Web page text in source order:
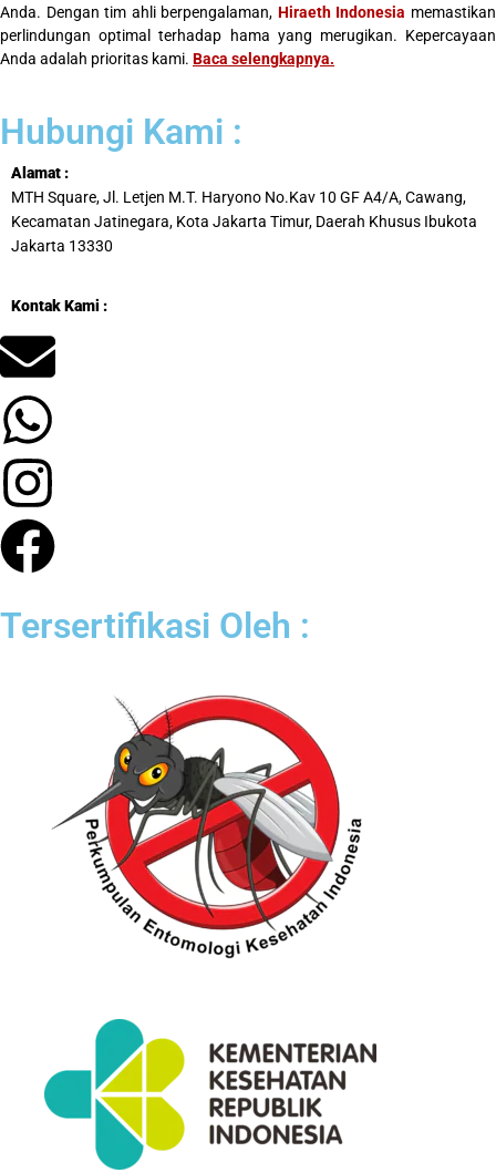
Anda. Dengan tim ahli berpengalaman, Hiraeth Indonesia memastikan
perlindungan optimal terhadap hama yang merugikan. Kepercayaan
Anda adalah prioritas kami. Baca selengkapnya.
Hubungi Kami :
Alamat :
MTH Square, Jl. Letjen M.T. Haryono No.Kav 10 GF A4/A, Cawang,
Kecamatan Jatinegara, Kota Jakarta Timur, Daerah Khusus Ibukota
Jakarta 13330
Kontak Kami :
Tersertifikasi Oleh :